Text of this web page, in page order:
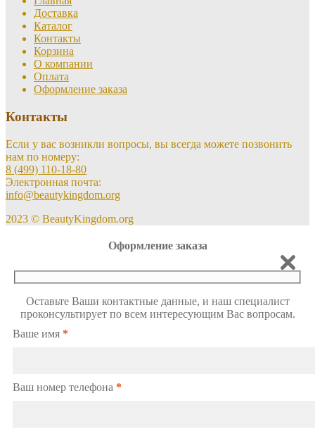
Доставка
Каталог
Контакты
Корзина
О компании
Оплата
Оформление заказа
Контакты
Если у вас возникли вопросы, вы всегда можете позвонить
нам по номеру:
8 (499) 110-18-80
Электронная почта:
info@beautykingdom.org
2023 © BeautyKingdom.org
Оформление заказа
Оставьте Ваши контактные данные, и наш специалист
проконсультирует по всем интересующим Вас вопросам.
Ваше имя *
Ваш номер телефона *